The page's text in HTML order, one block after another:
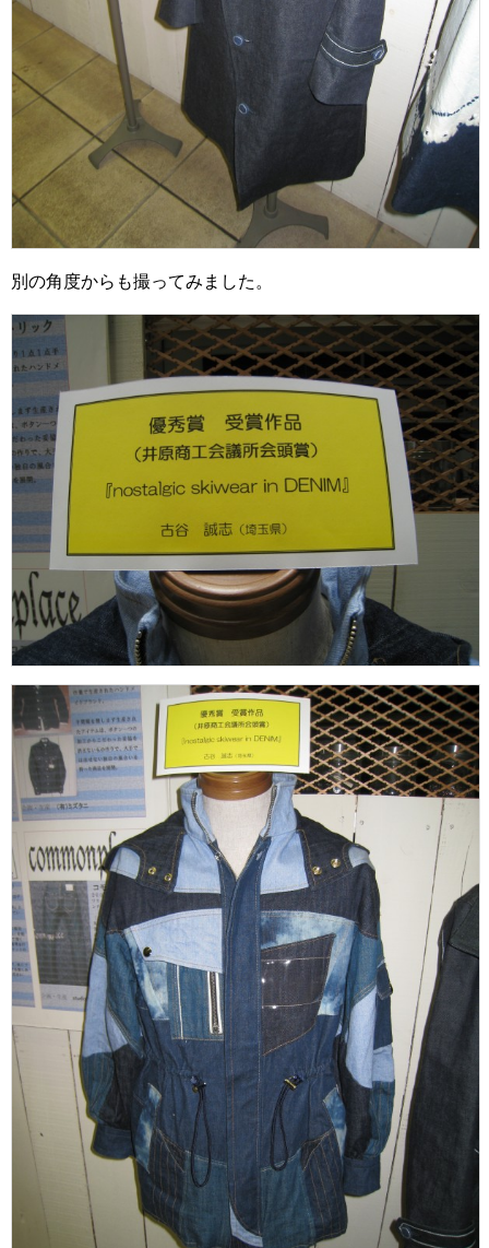
別の角度からも撮ってみました。